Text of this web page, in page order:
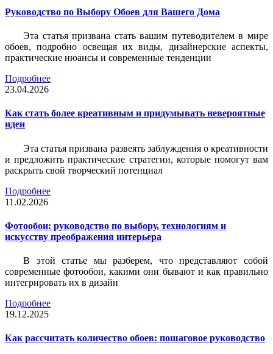
Руководство по Выбору Обоев для Вашего Дома
Эта статья призвана стать вашим путеводителем в мире
обоев, подробно освещая их виды, дизайнерские аспекты,
практические нюансы и современные тенденции
Подробнее
23.04.2026
Как стать более креативным и придумывать невероятные
идеи
Эта статья призвана развеять заблуждения о креативности
и предложить практические стратегии, которые помогут вам
раскрыть свой творческий потенциал
Подробнее
11.02.2026
Фотообои: руководство по выбору, технологиям и
искусству преображения интерьера
В этой статье мы разберем, что представляют собой
современные фотообои, какими они бывают и как правильно
интегрировать их в дизайн
Подробнее
19.12.2025
Как рассчитать количество обоев: пошаговое руководство